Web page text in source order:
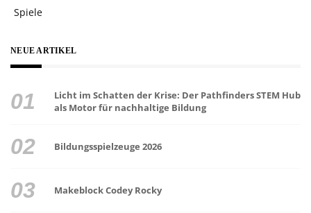
Spiele
NEUE ARTIKEL
Licht im Schatten der Krise: Der Pathfinders STEM Hub
als Motor für nachhaltige Bildung
Bildungsspielzeuge 2026
Makeblock Codey Rocky